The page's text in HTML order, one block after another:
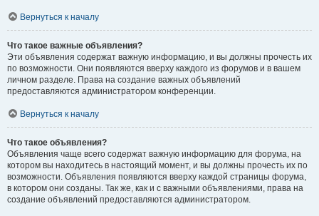
Вернуться к началу
Что такое важные объявления?
Эти объявления содержат важную информацию, и вы должны прочесть их
по возможности. Они появляются вверху каждого из форумов и в вашем
личном разделе. Права на создание важных объявлений
предоставляются администратором конференции.
Вернуться к началу
Что такое объявления?
Объявления чаще всего содержат важную информацию для форума, на
котором вы находитесь в настоящий момент, и вы должны прочесть их по
возможности. Объявления появляются вверху каждой страницы форума,
в котором они созданы. Так же, как и с важными объявлениями, права на
создание объявлений предоставляются администратором.